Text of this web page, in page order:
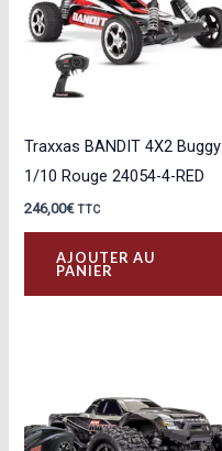
Traxxas BANDIT 4X2 Buggy
1/10 Rouge 24054-4-RED
246,00€ TTC
AJOUTER AU
PANIER